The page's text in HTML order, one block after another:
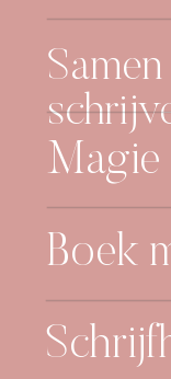
Boek
Magie